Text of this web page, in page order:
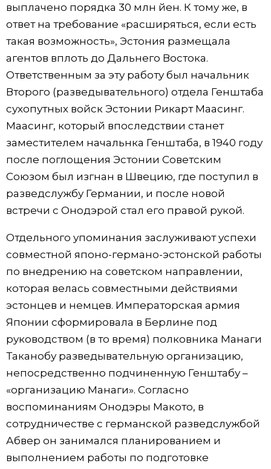
выплачено порядка 30 млн йен. К тому же, в
ответ на требование «расширяться, если есть
такая возможность», Эстония размещала
агентов вплоть до Дальнего Востока.
Ответственным за эту работу был начальник
Второго (разведывательного) отдела Генштаба
сухопутных войск Эстонии Рикарт Маасинг.
Маасинг, который впоследствии станет
заместителем начальнка Генштаба, в 1940 году
после поглощения Эстонии Советским
Союзом был изгнан в Швецию, где поступил в
разведслужбу Германии, и после новой
встречи с Онодэрой стал его правой рукой.
Отдельного упоминания заслуживают успехи
совместной японо-германо-эстонской работы
по внедрению на советском направлении,
которая велась совместными действиями
эстонцев и немцев. Императорская армия
Японии сформировала в Берлине под
руководством (в то время) полковника Манаги
Таканобу разведывательную организацию,
непосредственно подчиненную Генштабу –
«организацию Манаги». Согласно
воспоминаниям Онодэры Макото, в
сотрудничестве с германской разведслужбой
Абвер он занимался планированием и
выполнением работы по подготовке